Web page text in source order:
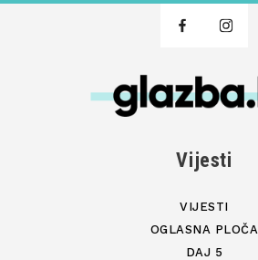
Vijesti
VIJESTI
OGLASNA PLOČA
DAJ 5